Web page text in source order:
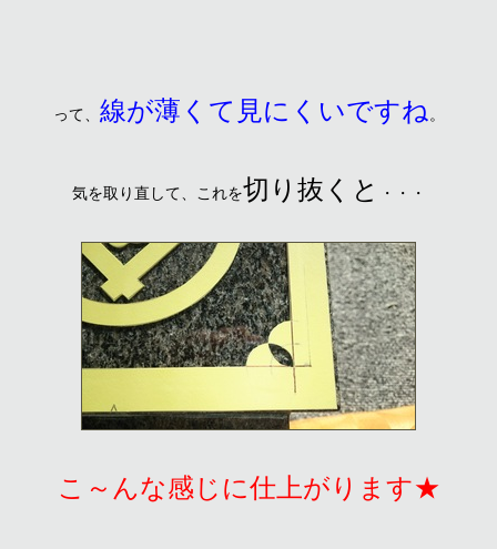
って、 線が薄くて見にくいですね。
気を取り直して、これを切り抜くと ・・・
こ～んな感じに仕上がります★